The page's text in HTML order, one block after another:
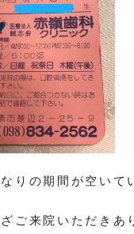
りの期間が空いて
ご来院いただきあ